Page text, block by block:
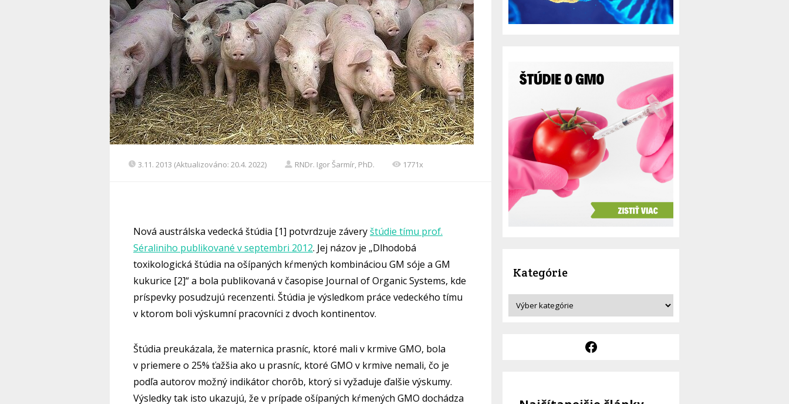
3.11. 2013 (Aktualizováno: 20.4. 2022) RNDr. Igor Šarmír, PhD. 1771x
Nová austrálska vedecká štúdia [1] potvrdzuje záveryštúdie tímu prof.
Séraliniho publikované v septembri 2012. Jej názov je „Dlhodobá
toxikologická štúdia na ošípaných kŕmených kombináciou GM sóje a GM
kukurice [2]“ a bola publikovaná v časopise Journal of Organic Systems, kde
príspevky posudzujú recenzenti. Štúdia je výsledkom práce vedeckého tímu
v ktorom boli výskumní pracovníci z dvoch kontinentov.
Štúdia preukázala, že maternica prasníc, ktoré mali v krmive GMO, bola
v priemere o 25% ťažšia ako u prasníc, ktoré GMO v krmive nemali, čo je
podľa autorov možný indikátor chorôb, ktorý si vyžaduje ďalšie výskumy.
Výsledky tak isto ukazujú, že v prípade ošípaných kŕmených GMO dochádza
Kategórie